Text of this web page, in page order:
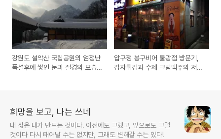
강원도 설악산 국립공원의 엄청난
폭설후에 쌓인 눈과 절경의 모습
압구정 봉구비어 불광점 방문기,
감자튀김과 수제 크림맥주의 저렴
희망을 보고, 나는 쓰네
내 삶은 내가 만드는 것이다. 이전에도 그랬고, 앞으로도 그럴
것이다 다시 태어날 수는 없지만, 그래도 변해갈 수는 있다!